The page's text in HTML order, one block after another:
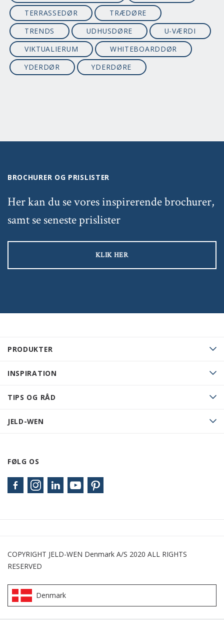
TERRASSEDØR
TRÆDØRE
TRENDS
UDHUSDØRE
U-VÆRDI
VIKTUALIERUM
WHITEBOARDDØR
YDERDØR
YDERDØRE
PRODUKTER
INSPIRATION
TIPS OG RÅD
JELD-WEN
FØLG OS
BROCHURER OG PRISLISTER
Her kan du se vores inspirerende brochurer,
samt se seneste prislister
KLIK HER
COPYRIGHT JELD-WEN Denmark A/S 2020 ALL RIGHTS
RESERVED
Denmark